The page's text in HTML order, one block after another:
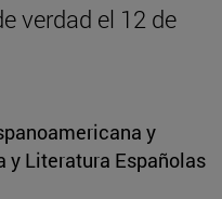
verdad el 12 de
y
y Literatura Españolas